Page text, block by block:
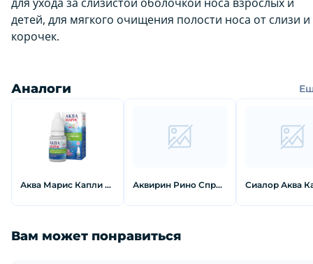
детей, для мягкого очищения полости носа от слизи и
корочек.
Аналоги
Аква Марис Капли назальные для детей 10 мл Аквирин Рино Спрей 15 мл
Вам может понравиться